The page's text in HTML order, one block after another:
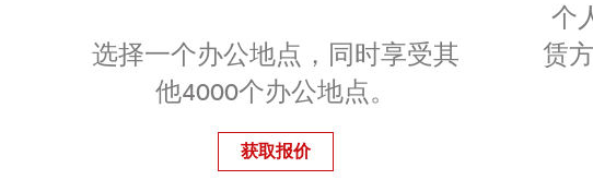
选择一个办公地点，同时享受其
他4000个办公地点。
获取报价
个
赁